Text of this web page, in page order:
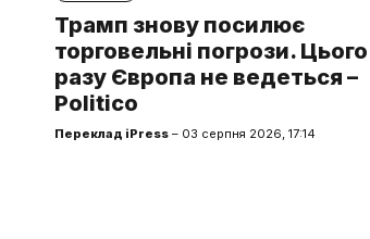
Трамп знову посилює
торговельні погрози. Цього
разу Європа не ведеться –
Politico
Переклад iPress – 03 серпня 2026, 17:14